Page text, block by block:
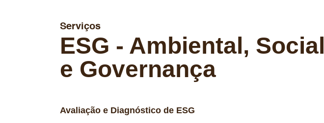
Serviços
ESG - Ambiental, Social
e Governança
Avaliação e Diagnóstico de ESG